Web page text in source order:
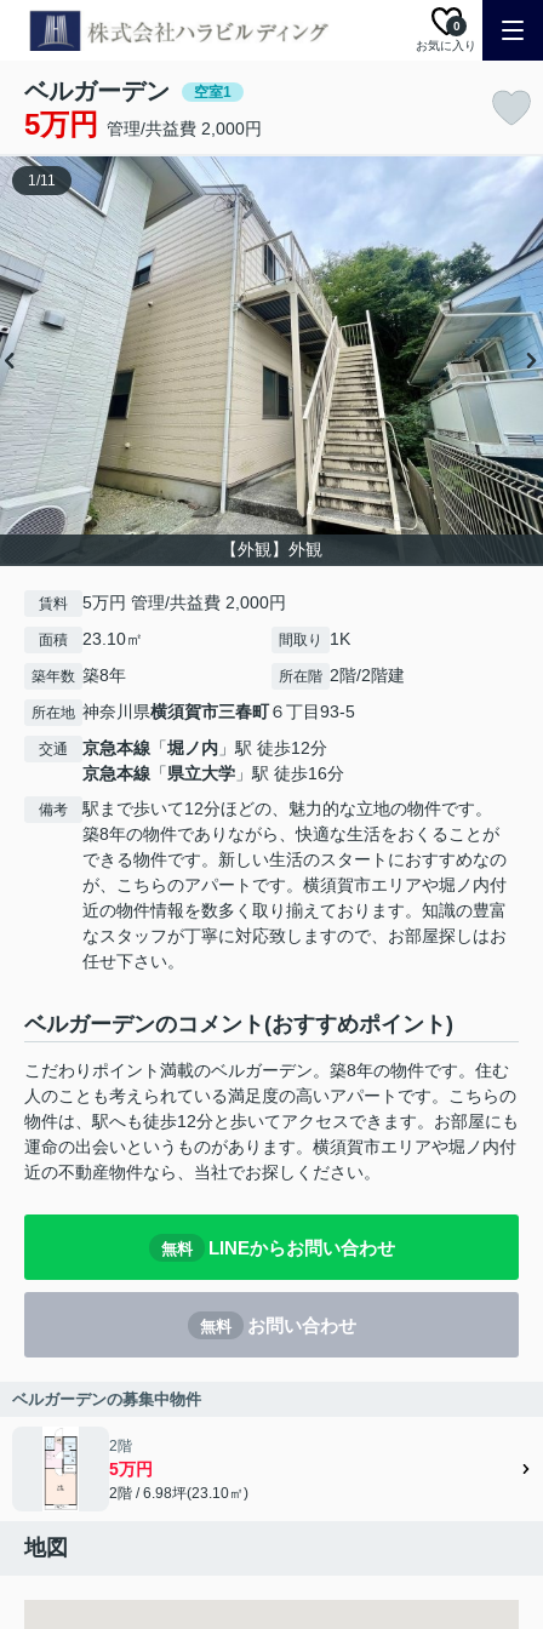
お気に入り
0
ベルガーデン 空室1
5万円 管理/共益費 2,000円
【外観】外観
1/11
賃料 5万円 管理/共益費 2,000円
面積 23.10㎡ 間取り 1K
築年数 築8年 所在階 2階/2階建
所在地 神奈川県横須賀市三春町６丁目93‐5
交通 京急本線 「堀ノ内 」駅 徒歩12分
京急本線 「県立大学 」駅 徒歩16分
備考
駅まで歩いて12分ほどの、魅力的な立地の物件です。
築8年の物件でありながら、快適な生活をおくることが
できる物件です。新しい生活のスタートにおすすめなの
が、こちらのアパートです。横須賀市エリアや堀ノ内付
近の物件情報を数多く取り揃えております。知識の豊富
なスタッフが丁寧に対応致しますので、お部屋探しはお
任せ下さい。
ベルガーデンのコメント(おすすめポイント)
こだわりポイント満載のベルガーデン。築8年の物件です。住む
人のことも考えられている満足度の高いアパートです。こちらの
物件は、駅へも徒歩12分と歩いてアクセスできます。お部屋にも
運命の出会いというものがあります。横須賀市エリアや堀ノ内付
近の不動産物件なら、当社でお探しください。
無料 LINEからお問い合わせ
無料 お問い合わせ
ベルガーデンの募集中物件
2階
5万円
2階 / 6.98坪(23.10㎡)
地図